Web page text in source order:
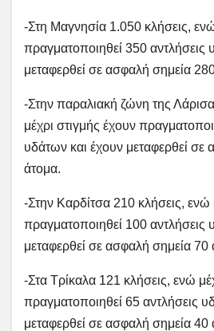
-Στη Μαγνησία 1.050 κλήσεις,
πραγματοποιηθεί 350 αντλήσεις
μεταφερθεί σε ασφαλή σημεία
-Στην παραλιακή ζώνη της
μέχρι στιγμής έχουν
υδάτων και έχουν μεταφερθεί σε
άτομα.
-Στην Καρδίτσα 210 κλήσεις, ενώ
πραγματοποιηθεί 100 αντλήσεις
μεταφερθεί σε ασφαλή σημεία 70
-Στα Τρίκαλα 121 κλήσεις, ενώ
πραγματοποιηθεί 65 αντλήσεις
μεταφερθεί σε ασφαλή σημεία 40